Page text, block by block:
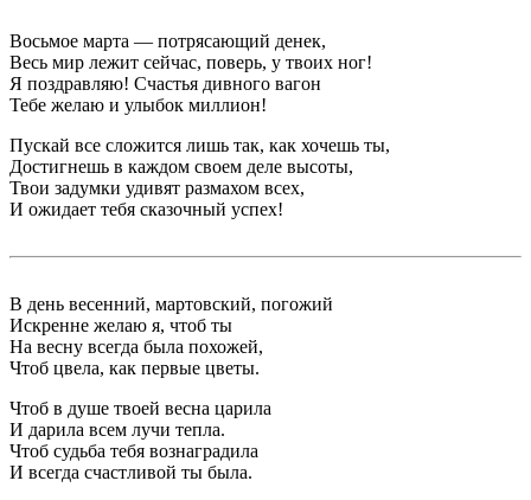
Восьмое марта — потрясающий денек,
Весь мир лежит сейчас, поверь, у твоих ног!
Я поздравляю! Счастья дивного вагон
Тебе желаю и улыбок миллион!
Пускай все сложится лишь так, как хочешь ты,
Достигнешь в каждом своем деле высоты,
Твои задумки удивят размахом всех,
И ожидает тебя сказочный успех!
В день весенний, мартовский, погожий
Искренне желаю я, чтоб ты
На весну всегда была похожей,
Чтоб цвела, как первые цветы.
Чтоб в душе твоей весна царила
И дарила всем лучи тепла.
Чтоб судьба тебя вознаградила
И всегда счастливой ты была.